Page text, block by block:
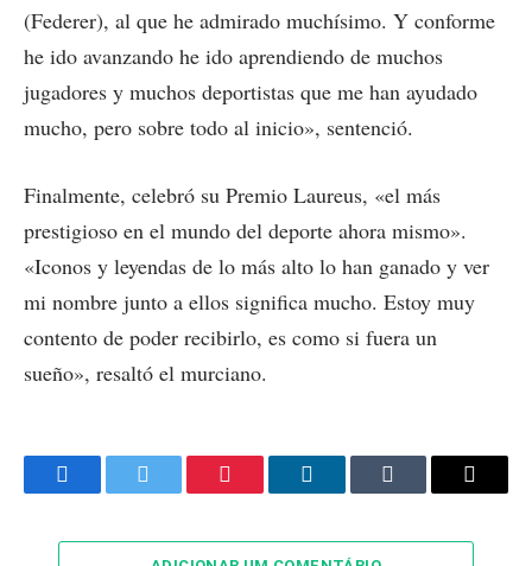
(Federer), al que he admirado muchísimo. Y conforme
he ido avanzando he ido aprendiendo de muchos
jugadores y muchos deportistas que me han ayudado
mucho, pero sobre todo al inicio», sentenció.
Finalmente, celebró su Premio Laureus, «el más
prestigioso en el mundo del deporte ahora mismo».
«Iconos y leyendas de lo más alto lo han ganado y ver
mi nombre junto a ellos significa mucho. Estoy muy
contento de poder recibirlo, es como si fuera un
sueño», resaltó el murciano.
FacebookTwitter Pinterest LinkedInTumblr Email